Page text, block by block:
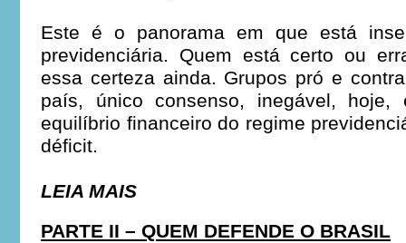
Este é o panorama em que está
previdenciária. Quem está certo ou
essa certeza ainda. Grupos pró e
país, único consenso, inegável,
equilíbrio financeiro do regime
déficit.
LEIA MAIS
PARTE II – QUEM DEFENDE O BRASIL